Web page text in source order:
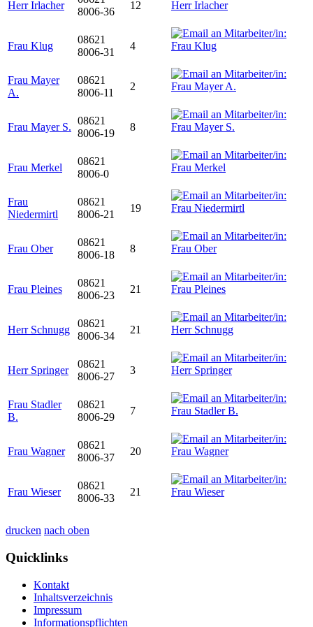
Herr Irlacher
8006-36
12
Frau Klug
08621
8006-31
4
Frau Mayer
A.
08621
8006-11
2
Frau Mayer S.
08621
8006-19
8
Frau Merkel
08621
8006-0
Frau
Niedermirtl
08621
8006-21
19
Frau Ober
08621
8006-18
8
Frau Pleines
08621
8006-23
21
Herr Schnugg
08621
8006-34
21
Herr Springer
08621
8006-27
3
Frau Stadler
B.
08621
8006-29
7
Frau Wagner
08621
8006-37
20
Frau Wieser
08621
8006-33
21
drucken nach oben
Quicklinks
Kontakt
Inhaltsverzeichnis
Impressum
Informationspflichten